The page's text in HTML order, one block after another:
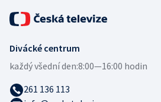
Divácké centrum
každý všední den:8:00—16:00 hodin
261 136 113